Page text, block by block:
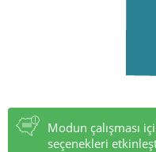
Modun çalışması
seçenekleri